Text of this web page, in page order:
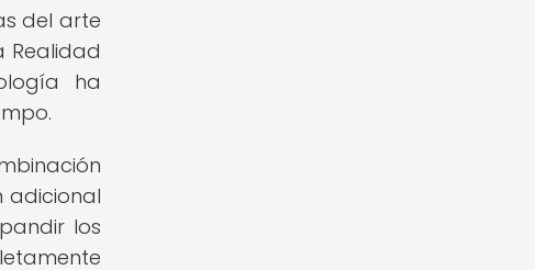
del arte
Realidad
ha
adicional
los